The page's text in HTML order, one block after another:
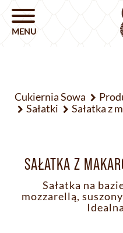
Cukiernia Sowa
Sałatki
Sałatka z
SAŁATKA Z
Sałatka na
mozzarellą,